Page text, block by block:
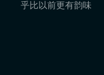
乎比以前更有韵味